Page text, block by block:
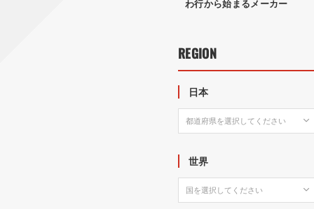
わ行から始まるメーカー
REGION
日本
世界